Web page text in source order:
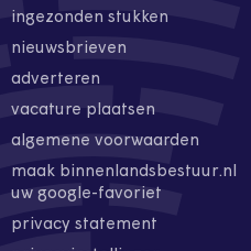
ingezonden stukken
nieuwsbrieven
adverteren
vacature plaatsen
algemene voorwaarden
maak binnenlandsbestuur.nl
uw google-favoriet
privacy statement